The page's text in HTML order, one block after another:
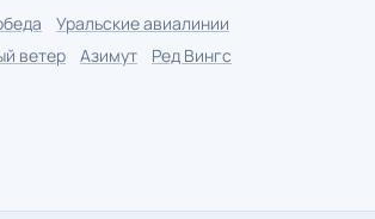
Уральские авиалинии
ветер Азимут
Ред Вингс